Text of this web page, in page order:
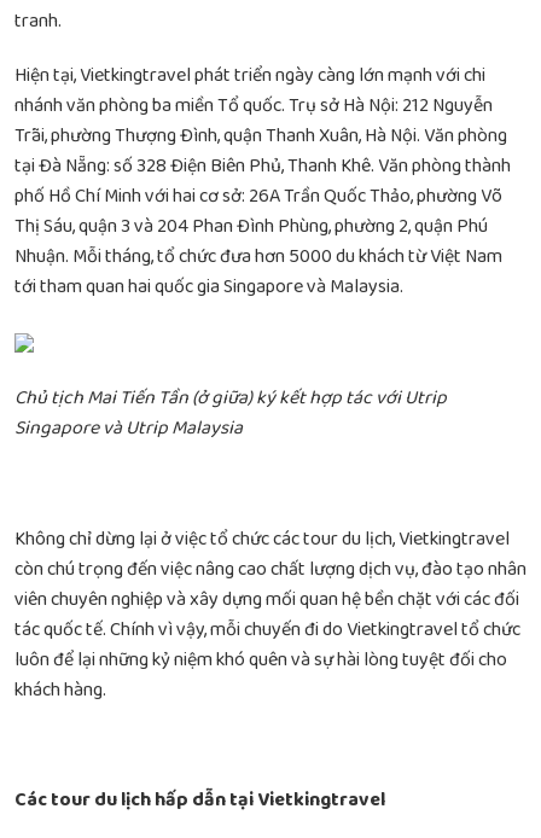
tranh.
Hiện tại, Vietkingtravel phát triển ngày càng lớn mạnh với chi
nhánh văn phòng ba miền Tổ quốc. Trụ sở Hà Nội: 212 Nguyễn
Trãi, phường Thượng Đình, quận Thanh Xuân, Hà Nội. Văn phòng
tại Đà Nẵng: số 328 Điện Biên Phủ, Thanh Khê. Văn phòng thành
phố Hồ Chí Minh với hai cơ sở: 26A Trần Quốc Thảo, phường Võ
Thị Sáu, quận 3 và 204 Phan Đình Phùng, phường 2, quận Phú
Nhuận. Mỗi tháng, tổ chức đưa hơn 5000 du khách từ Việt Nam
tới tham quan hai quốc gia Singapore và Malaysia.
Chủ tịch Mai Tiến Tần (ở giữa) ký kết hợp tác với Utrip
Singapore và Utrip Malaysia
Không chỉ dừng lại ở việc tổ chức các tour du lịch, Vietkingtravel
còn chú trọng đến việc nâng cao chất lượng dịch vụ, đào tạo nhân
viên chuyên nghiệp và xây dựng mối quan hệ bền chặt với các đối
tác quốc tế. Chính vì vậy, mỗi chuyến đi do Vietkingtravel tổ chức
luôn để lại những kỷ niệm khó quên và sự hài lòng tuyệt đối cho
khách hàng.
Các tour du lịch hấp dẫn tại Vietkingtravel